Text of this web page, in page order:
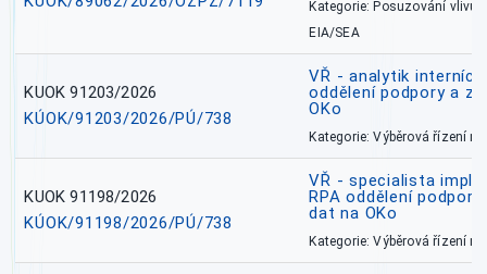
Kategorie: Posuzování vlivů
EIA/SEA
KUOK 91203/2026
KÚOK/91203/2026/PÚ/738
VŘ - analytik
oddělení podpory a
OKo
Kategorie: Výběrová řízení
KUOK 91198/2026
KÚOK/91198/2026/PÚ/738
VŘ - specialista
RPA oddělení
dat na OKo
Kategorie: Výběrová řízení